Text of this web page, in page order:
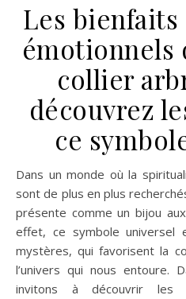
Les
émotionnels
collier
découvrez
ce
Dans un monde où la spiritualité et l’équilibre émotionnel
sont de plus en plus
présente comme un bijou
effet, ce symbole
mystères, qui favorisent la
l’univers qui nous entoure.
invitons à découvrir les